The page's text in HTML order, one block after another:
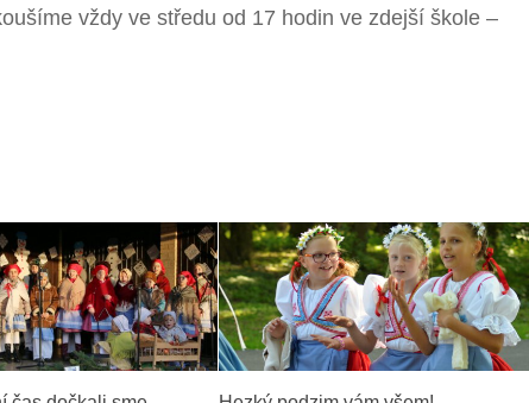
vždy ve středu od 17 hodin ve zdejší škole –